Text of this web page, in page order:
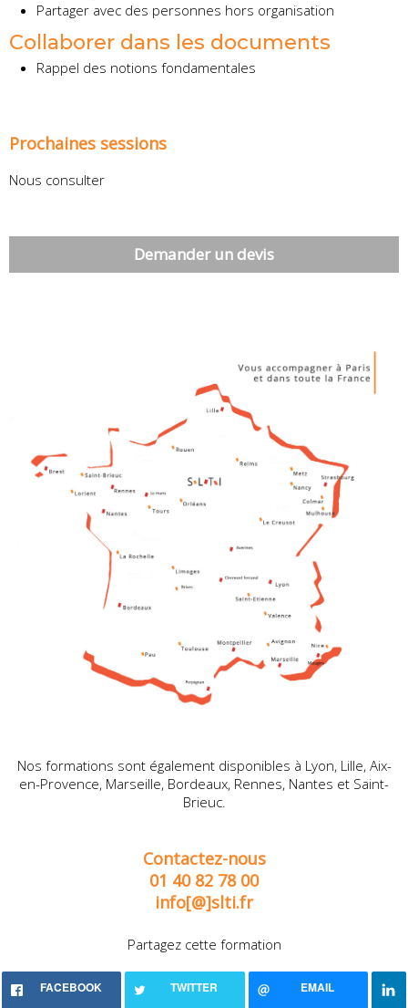
Partager avec des personnes hors organisation
Collaborer dans les documents
Rappel des notions fondamentales
Prochaines sessions
Nous consulter
Demander un devis
Nos formations sont également disponibles à Lyon, Lille, Aix-
en-Provence, Marseille, Bordeaux, Rennes, Nantes et Saint-
Brieuc.
Contactez-nous
01 40 82 78 00
info[@]slti.fr
Partagez cette formation
FACEBOOK TWITTER EMAIL